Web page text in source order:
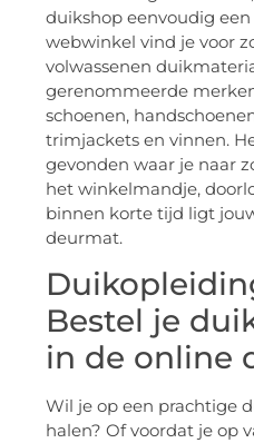
duikshop eenvoudig
webwinkel vind je voor
volwassenen
gerenommeerde
schoenen,
trimjackets en vinnen.
gevonden waar je naar
het winkelmandje,
binnen korte tijd ligt
deurmat.
Bestel je
in de online
Wil je op een prachtige
halen? Of voordat je op